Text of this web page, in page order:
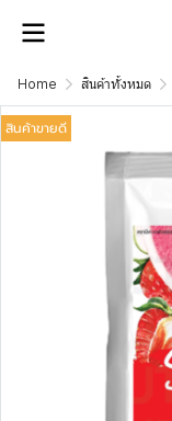
Home สินค้าทั้งหมด
สินค้าขายดี